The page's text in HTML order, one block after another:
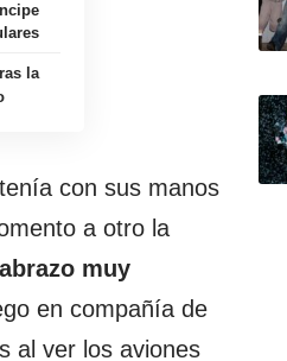
la
con sus manos
a otro la
muy
en compañía de
al ver los aviones